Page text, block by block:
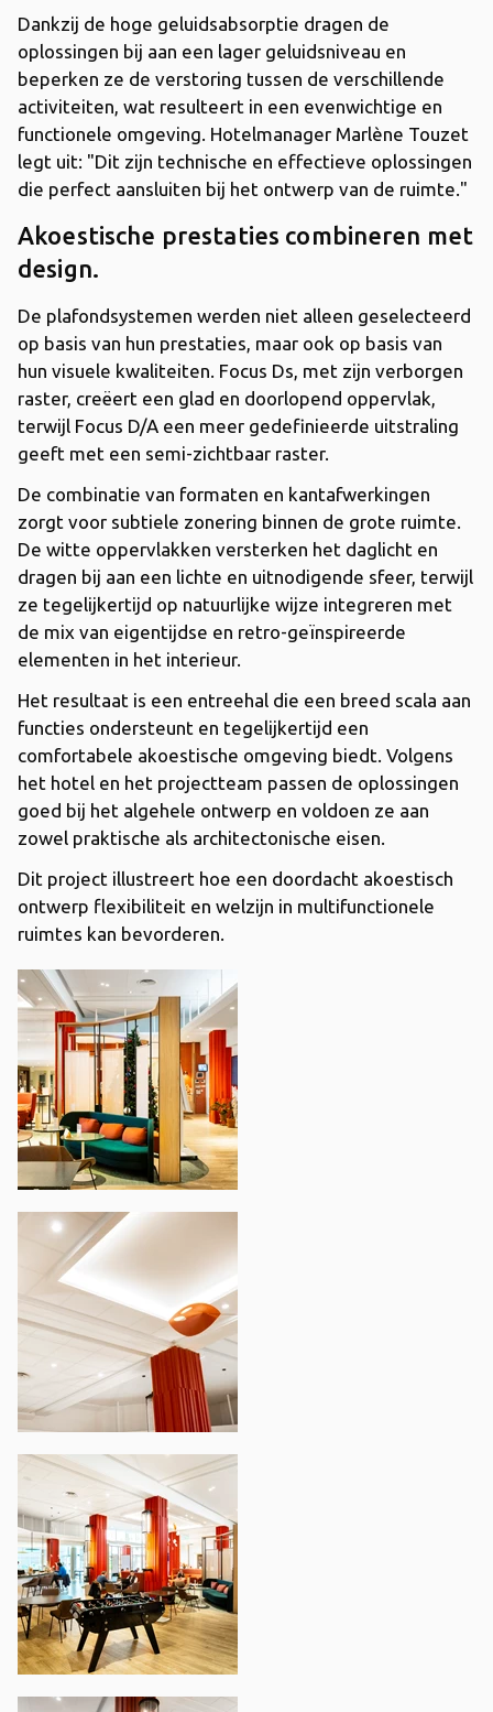
Dankzij de hoge geluidsabsorptie dragen de
oplossingen bij aan een lager geluidsniveau en
beperken ze de verstoring tussen de verschillende
activiteiten, wat resulteert in een evenwichtige en
functionele omgeving. Hotelmanager Marlène Touzet
legt uit: "Dit zijn technische en effectieve oplossingen
die perfect aansluiten bij het ontwerp van de ruimte."
Akoestische prestaties combineren met
design.
De plafondsystemen werden niet alleen geselecteerd
op basis van hun prestaties, maar ook op basis van
hun visuele kwaliteiten. Focus Ds, met zijn verborgen
raster, creëert een glad en doorlopend oppervlak,
terwijl Focus D/A een meer gedefinieerde uitstraling
geeft met een semi-zichtbaar raster.
De combinatie van formaten en kantafwerkingen
zorgt voor subtiele zonering binnen de grote ruimte.
De witte oppervlakken versterken het daglicht en
dragen bij aan een lichte en uitnodigende sfeer, terwijl
ze tegelijkertijd op natuurlijke wijze integreren met
de mix van eigentijdse en retro-geïnspireerde
elementen in het interieur.
Het resultaat is een entreehal die een breed scala aan
functies ondersteunt en tegelijkertijd een
comfortabele akoestische omgeving biedt. Volgens
het hotel en het projectteam passen de oplossingen
goed bij het algehele ontwerp en voldoen ze aan
zowel praktische als architectonische eisen.
Dit project illustreert hoe een doordacht akoestisch
ontwerp flexibiliteit en welzijn in multifunctionele
ruimtes kan bevorderen.